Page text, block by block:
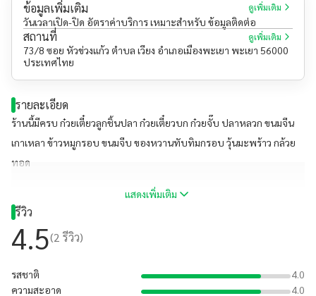
ข้อมูลเพิ่มเติม ดูเพิ่มเติม
วันเวลาเปิด-ปิด อัตราค่าบริการ เหมาะสำหรับ ข้อมูลติดต่อ
สถานที่ ดูเพิ่มเติม
73/8 ซอย หัวข่วงแก้ว ตำบล เวียง อำเภอเมืองพะเยา พะเยา 56000
ประเทศไทย
รายละเอียด
ร้านนี้มีครบ ก๋วยเตี๋ยวลูกชิ้นปลา ก๋วยเตี๋ยวบก ก๋วยจั๊บ ปลาหลวก ขนมจีน
เกาเหลา ข้าวหมูกรอบ ขนมจีบ ของหวานทับทิมกรอบ วุ้นมะพร้าว กล้วย
ทอด
แสดงเพิ่มเติม
รีวิว
4.5(2 รีวิว)
รสชาติ
4.0
ความสะอาด
4.0